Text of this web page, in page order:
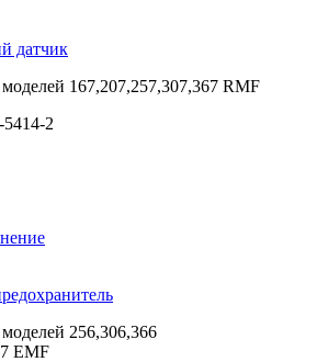
датчик
167,207,257,307,367 RMF
2
256,306,366
EMF